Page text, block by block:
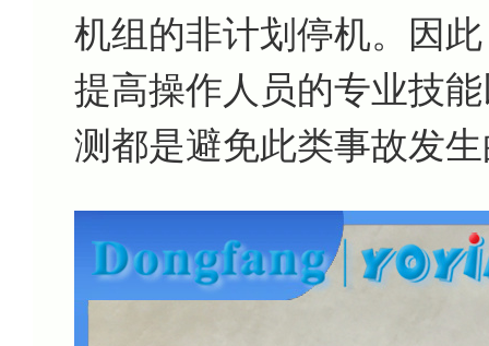
机组的非计划停机。因
提高操作人员的专业技
测都是避免此类事故发